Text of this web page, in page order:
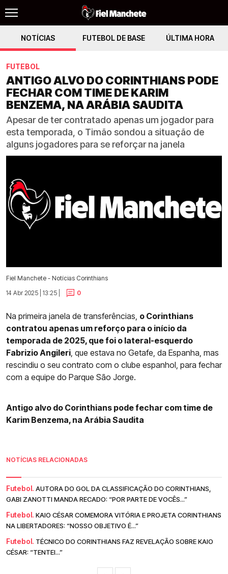
NOTÍCIAS FUTEBOL DE BASE ÚLTIMA HORA
FUTEBOL
ANTIGO ALVO DO CORINTHIANS PODE
FECHAR COM TIME DE KARIM
BENZEMA, NA ARÁBIA SAUDITA
Apesar de ter contratado apenas um jogador para
esta temporada, o Timão sondou a situação de
alguns jogadores para se reforçar na janela
Fiel Manchete - Notícias Corinthians
14 Abr 2025 | 13:25 |
0
Na primeira janela de transferências, o Corinthians
contratou apenas um reforço para o início da
temporada de 2025, que foi o lateral-esquerdo
Fabrizio Angileri, que estava no Getafe, da Espanha, mas
rescindiu o seu contrato com o clube espanhol, para fechar
com a equipe do Parque São Jorge.
Antigo alvo do Corinthians pode fechar com time de
Karim Benzema, na Arábia Saudita
NOTÍCIAS RELACIONADAS
Futebol. AUTORA DO GOL DA CLASSIFICAÇÃO DO CORINTHIANS,
GABI ZANOTTI MANDA RECADO: “POR PARTE DE VOCÊS...”
Futebol. KAIO CÉSAR COMEMORA VITÓRIA E PROJETA CORINTHIANS
NA LIBERTADORES: “NOSSO OBJETIVO É...”
Futebol. TÉCNICO DO CORINTHIANS FAZ REVELAÇÃO SOBRE KAIO
CÉSAR: “TENTEI...”